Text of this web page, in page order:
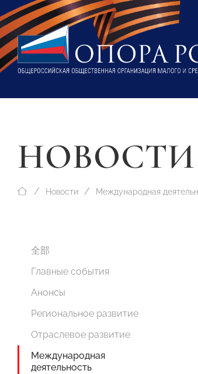
НОВОСТИ
Новости
全部
Главные события
Анонсы
Региональное развитие
Отраслевое развитие
Международная
деятельность